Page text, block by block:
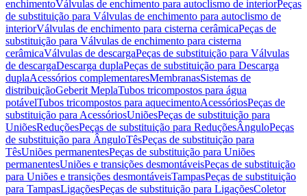
enchimentoVálvulas de enchimento para autoclismo de interiorPeças
de substituição para Válvulas de enchimento para autoclismo de
interiorVálvulas de enchimento para cisterna cerâmicaPeças de
substituição para Válvulas de enchimento para cisterna
cerâmicaVálvulas de descargaPeças de substituição para Válvulas
de descargaDescarga duplaPeças de substituição para Descarga
duplaAcessórios complementaresMembranasSistemas de
distribuiçãoGeberit MeplaTubos tricompostos para água
potávelTubos tricompostos para aquecimentoAcessóriosPeças de
substituição para AcessóriosUniõesPeças de substituição para
UniõesReduçõesPeças de substituição para ReduçõesÂnguloPeças
de substituição para ÂnguloTêsPeças de substituição para
TêsUniões permanentesPeças de substituição para Uniões
permanentesUniões e transições desmontáveisPeças de substituição
para Uniões e transições desmontáveisTampasPeças de substituição
para TampasLigaçõesPeças de substituição para LigaçõesColetor